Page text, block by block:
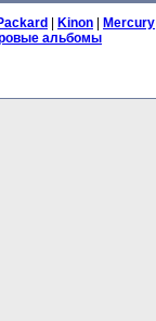
Kinon Mercury
альбомы